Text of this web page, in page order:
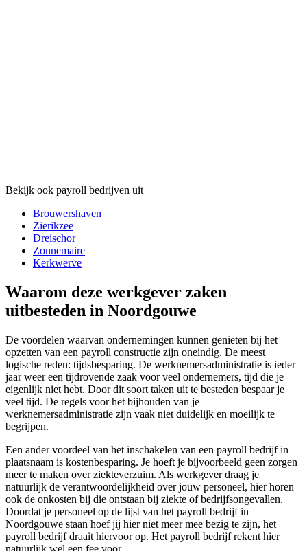
Bekijk ook payroll bedrijven uit
Brouwershaven
Zierikzee
Dreischor
Zonnemaire
Kerkwerve
Waarom deze werkgever zaken
uitbesteden in Noordgouwe
De voordelen waarvan ondernemingen kunnen genieten bij het
opzetten van een payroll constructie zijn oneindig. De meest
logische reden: tijdsbesparing. De werknemersadministratie is ieder
jaar weer een tijdrovende zaak voor veel ondernemers, tijd die je
eigenlijk niet hebt. Door dit soort taken uit te besteden bespaar je
veel tijd. De regels voor het bijhouden van je
werknemersadministratie zijn vaak niet duidelijk en moeilijk te
begrijpen.
Een ander voordeel van het inschakelen van een payroll bedrijf in
plaatsnaam is kostenbesparing. Je hoeft je bijvoorbeeld geen zorgen
meer te maken over ziekteverzuim. Als werkgever draag je
natuurlijk de verantwoordelijkheid over jouw personeel, hier horen
ook de onkosten bij die ontstaan bij ziekte of bedrijfsongevallen.
Doordat je personeel op de lijst van het payroll bedrijf in
Noordgouwe staan hoef jij hier niet meer mee bezig te zijn, het
payroll bedrijf draait hiervoor op. Het payroll bedrijf rekent hier
natuurlijk wel een fee voor.